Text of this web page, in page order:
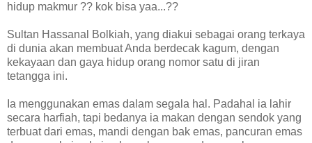
hidup makmur ?? kok bisa yaa...??
Sultan Hassanal Bolkiah, yang diakui sebagai orang terkaya
di dunia akan membuat Anda berdecak kagum, dengan
kekayaan dan gaya hidup orang nomor satu di jiran
tetangga ini.
Ia menggunakan emas dalam segala hal. Padahal ia lahir
secara harfiah, tapi bedanya ia makan dengan sendok yang
terbuat dari emas, mandi dengan bak emas, pancuran emas